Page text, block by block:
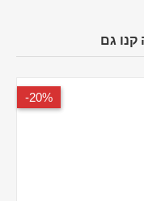
קנו גם
20%-